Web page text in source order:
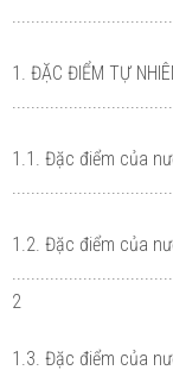
1. ĐẶC ĐIỂM TỰ
1.1. Đặc điểm của
1.2. Đặc điểm của
2
1.3. Đặc điểm của